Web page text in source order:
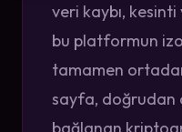
veri kaybı,
bu platformun
tamamen ortadan
sayfa, doğrudan